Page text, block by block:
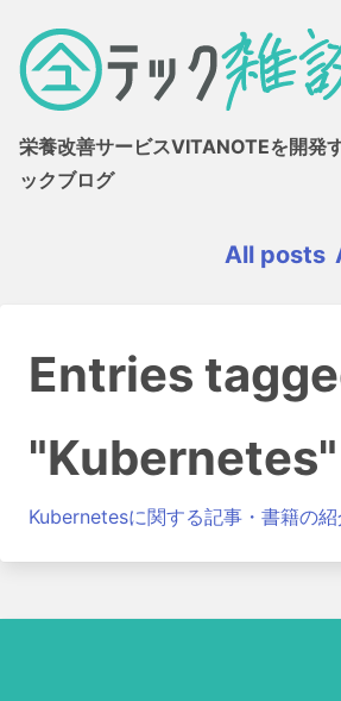
栄養改善サービスVITANOTEを開発
ックブログ
All posts
Entries
"Kubernetes"
Kubernetesに関する記事・書籍の紹